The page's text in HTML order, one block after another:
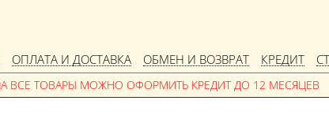
ОПЛАТА И ДОСТАВКА ОБМЕН И ВОЗВРАТ КРЕДИТ